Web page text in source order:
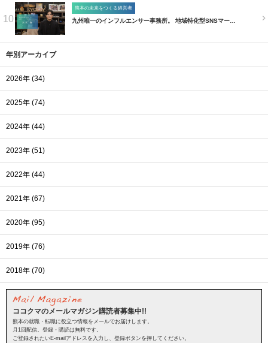
10
熊本の未来をつくる経営者
九州唯一のインフルエンサー事務所。 地域特化型SNSマー…
年別アーカイブ
2026年 (34)
2025年 (74)
2024年 (44)
2023年 (51)
2022年 (44)
2021年 (67)
2020年 (95)
2019年 (76)
2018年 (70)
ココクマのメールマガジン購読者募集中!!
熊本の就職・転職に役立つ情報をメールでお届けします。
月1回配信。登録・購読は無料です。
ご登録されたいE-mailアドレスを入力し、登録ボタンを押してください。